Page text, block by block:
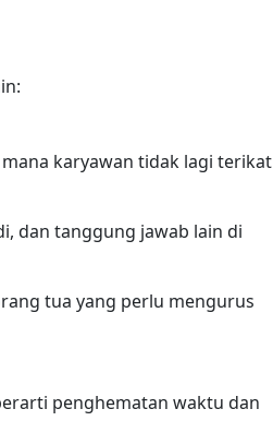
karyawan tidak lagi terikat
dan tanggung jawab lain di
tua yang perlu mengurus
penghematan waktu dan